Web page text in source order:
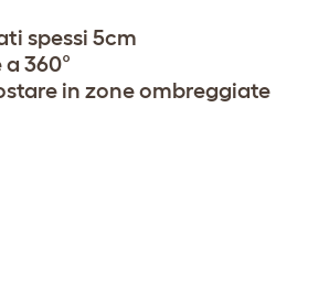
spessi 5cm
360°
in zone ombreggiate